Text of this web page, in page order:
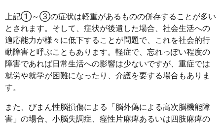
上記①～③の症状は軽重があるものの併存することが多い
とされます。そして、症状が後遺した場合、社会生活への
適応能力が様々に低下することが問題で、これを社会的行
動障害と呼ぶこともあります。軽症で、忘れっぽい程度の
障害であれば日常生活への影響は少ないですが、重症では
就労や就学が困難になったり、介護を要する場合もありま
す。
また、びまん性脳損傷による「脳外偽による高次脳機能障
害」の場合、小脳失調症、痙性片麻痺あるいは四肢麻痺の